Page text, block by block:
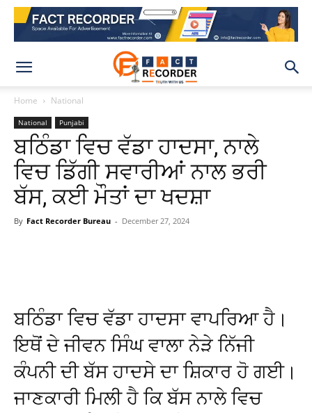
Home National
National Punjabi
ਬਠਿੰਡਾ ਵਿਚ ਵੱਡਾ ਹਾਦਸਾ, ਨਾਲੇ
ਵਿਚ ਡਿੱਗੀ ਸਵਾਰੀਆਂ ਨਾਲ ਭਰੀ
ਬੱਸ, ਕਈ ਮੌਤਾਂ ਦਾ ਖਦਸ਼ਾ
By Fact Recorder Bureau - December 27, 2024
ਬਠਿੰਡਾ ਵਿਚ ਵੱਡਾ ਹਾਦਸਾ ਵਾਪਰਿਆ ਹੈ।
ਇਥੋਂ ਦੇ ਜੀਵਨ ਸਿੰਘ ਵਾਲਾ ਨੇੜੇ ਨਿੱਜੀ
ਕੰਪਨੀ ਦੀ ਬੱਸ ਹਾਦਸੇ ਦਾ ਸ਼ਿਕਾਰ ਹੋ ਗਈ।
ਜਾਣਕਾਰੀ ਮਿਲੀ ਹੈ ਕਿ ਬੱਸ ਨਾਲੇ ਵਿਚ